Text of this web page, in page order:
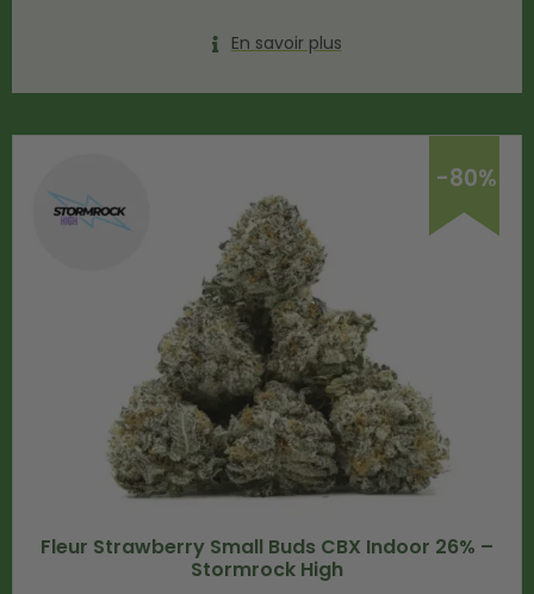
En savoir plus
-80%
Fleur Strawberry Small Buds CBX Indoor 26% –
Stormrock High